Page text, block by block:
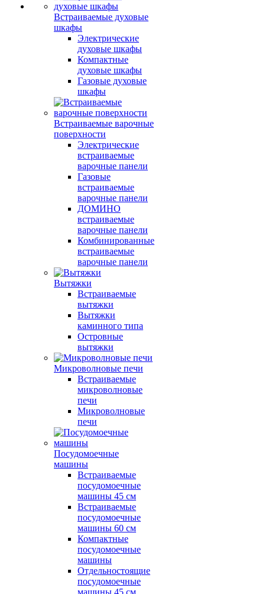
Встраиваемые духовые
шкафы
Электрические
духовые шкафы
Компактные
духовые шкафы
Газовые духовые
шкафы
Встраиваемые варочные
поверхности
Электрические
встраиваемые
варочные панели
Газовые
встраиваемые
варочные панели
ДОМИНО
встраиваемые
варочные панели
Комбинированные
встраиваемые
варочные панели
Вытяжки
Встраиваемые
вытяжки
Вытяжки
каминного типа
Островные
вытяжки
Микроволновые печи
Встраиваемые
микроволновые
печи
Микроволновые
печи
Посудомоечные
машины
Встраиваемые
посудомоечные
машины 45 см
Встраиваемые
посудомоечные
машины 60 см
Компактные
посудомоечные
машины
Отдельностоящие
посудомоечные
машины 45 см